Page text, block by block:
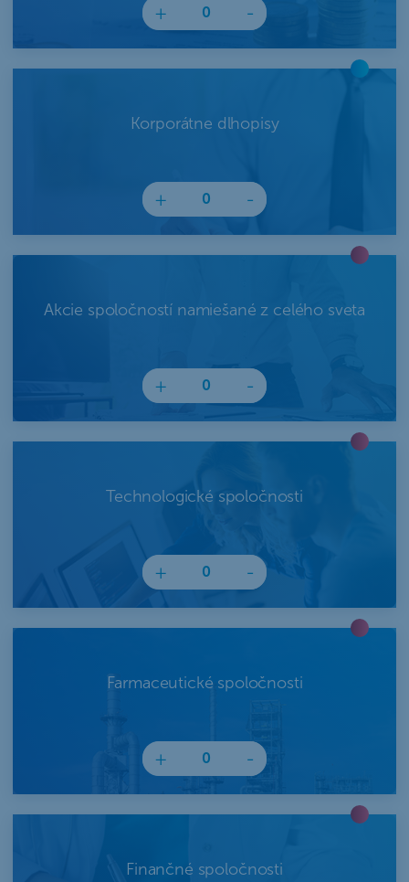
+ -
Korporátne dlhopisy
+ -
Akcie spoločností namiešané z celého sveta
+ -
Technologické spoločnosti
+ -
Farmaceutické spoločnosti
+ -
Finančné spoločnosti